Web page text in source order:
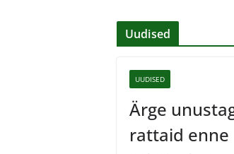
Uudised
UUDISED
Ärge
rattaid enne